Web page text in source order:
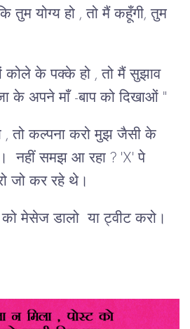
तुम योग्य हो , तो मैं कहूँगी, तुम
कोले के पक्के हो , तो मैं सुझाव
के अपने माँ -बाप को दिखाओं "
, तो कल्पना करो मुझ जैसी के
नहीं समझ आ रहा ? 'X' पे
जो कर रहे थे।
मेसेज डालो या ट्वीट करो।